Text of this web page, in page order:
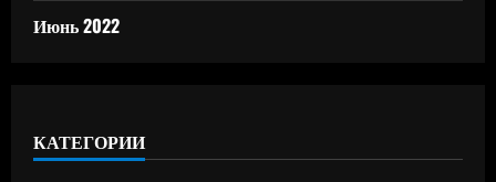
Июнь 2022
КАТЕГОРИИ